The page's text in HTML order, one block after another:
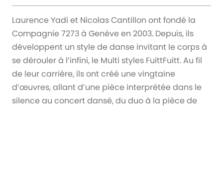
Laurence Yadi et Nicolas Cantillon ont fondé la
Compagnie 7273 à Genève en 2003. Depuis, ils
développent un style de danse invitant le corps à
se dérouler à l’infini, le Multi styles FuittFuitt. Au fil
de leur carrière, ils ont créé une vingtaine
d’œuvres, allant d’une pièce interprétée dans le
silence au concert dansé, du duo à la pièce de